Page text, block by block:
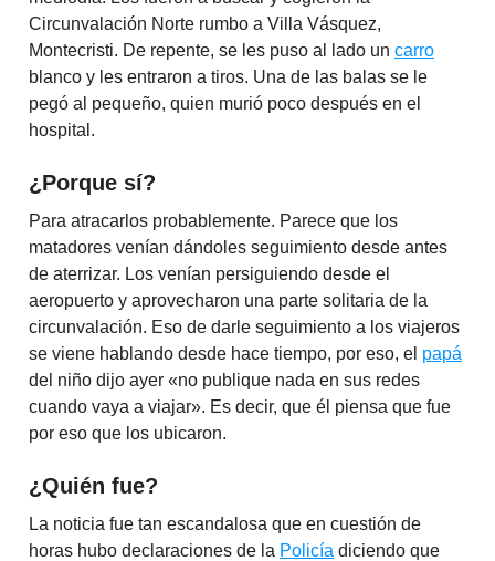
Circunvalación Norte rumbo a Villa Vásquez,
Montecristi. De repente, se les puso al lado un carro
blanco y les entraron a tiros. Una de las balas se le
pegó al pequeño, quien murió poco después en el
hospital.
¿Porque sí?
Para atracarlos probablemente. Parece que los
matadores venían dándoles seguimiento desde antes
de aterrizar. Los venían persiguiendo desde el
aeropuerto y aprovecharon una parte solitaria de la
circunvalación. Eso de darle seguimiento a los viajeros
se viene hablando desde hace tiempo, por eso, el papá
del niño dijo ayer «no publique nada en sus redes
cuando vaya a viajar». Es decir, que él piensa que fue
por eso que los ubicaron.
¿Quién fue?
La noticia fue tan escandalosa que en cuestión de
horas hubo declaraciones de la Policía diciendo que